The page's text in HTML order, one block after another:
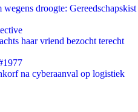
wegens droogte: Gereedschapskist
haar vriend bezocht terecht
na cyberaanval op logistiek